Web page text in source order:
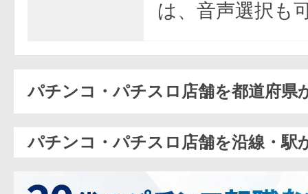
は、音声選択も
パチンコ・パチスロ店舗を都道府県
パチンコ・パチスロ店舗を沿線・駅